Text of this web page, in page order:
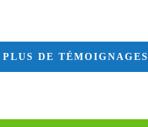
DE TÉMOIGNAGES